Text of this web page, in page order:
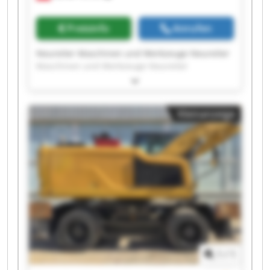
Preisinfo Anrufen
Neureiter Maschinen und Werkzeuge Neureiter
Maschinen und Werkzeuge Neureiter
Maschinen und Werkzeuge Neureiter
Maschinen und Werkzeuge Neureiter
Maschinen und Werkzeuge Neureiter
Maschinen und Werkzeuge Neureiter
Maschinen und Werkzeuge Neureiter
Maschinen und Werkzeuge Neureiter
Maschinen und Werkzeuge Neureiter
Maschinen und Werkzeuge Neureiter
Maschinen und Werkzeuge Neureiter
Maschinen und Werkzeuge Neureiter
Maschinen und Werkzeuge Neureiter
Maschinen und Werkzeuge Neureiter
Kleinanzeige